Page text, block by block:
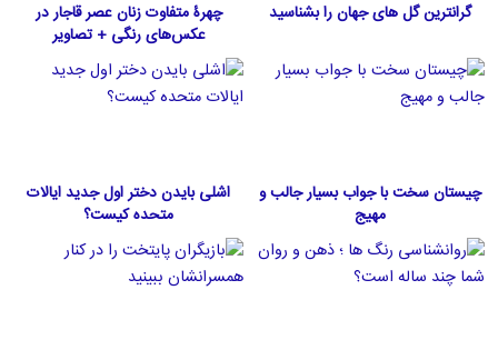
گرانترین گل های جهان را بشناسید
چهرۀ متفاوت زنان عصر قاجار در
عکس‌های رنگی + تصاویر
چیستان سخت با جواب بسیار جالب و
مهیج
اشلی بایدن دختر اول جدید ایالات
متحده كيست؟